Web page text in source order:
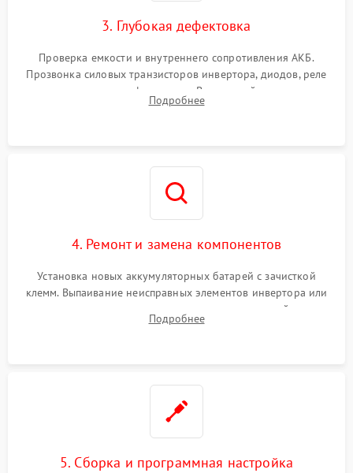
3. Глубокая дефектовка
Проверка емкости и внутреннего сопротивления АКБ.
Прозвонка силовых транзисторов инвертора, диодов, реле
переключения и трансформатора. Визуальный поиск вздутых
конденсаторов и прогаров на печатной плате.
Подробнее
4. Ремонт и замена компонентов
Установка новых аккумуляторных батарей с зачисткой
клемм. Выпаивание неисправных элементов инвертора или
цепи зарядки и монтаж новых радиодеталей.
Восстановление поврежденных токоведущих дорожек и
Подробнее
5. Сборка и программная настройка